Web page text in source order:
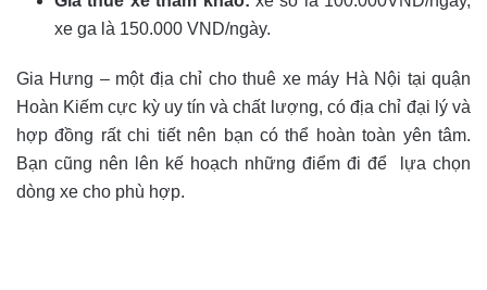
xe ga là 150.000 VND/ngày.
Gia Hưng – một địa chỉ cho thuê xe máy Hà Nội tại quận
Hoàn Kiếm cực kỳ uy tín và chất lượng, có địa chỉ đại lý và
hợp đồng rất chi tiết nên bạn có thể hoàn toàn yên tâm.
Bạn cũng nên lên kế hoạch những điểm đi để lựa chọn
dòng xe cho phù hợp.